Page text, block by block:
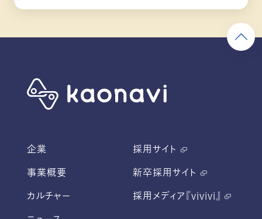
企業
事業概要
カルチャー
採用サイト
新卒採用サイト
採用メディア『vivivi』